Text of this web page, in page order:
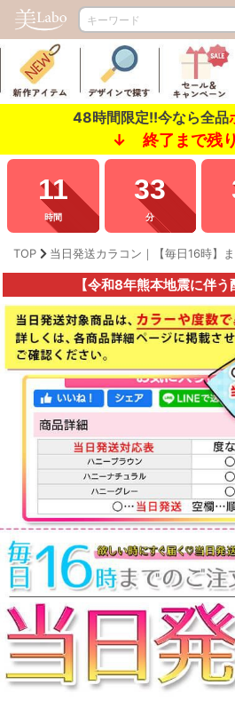
48時間限定!!今なら全品
↓ 終了まで
11
時間
33
分
TOP 当日発送カラコン｜【毎日16時】
【令和8年熊本地震に伴う